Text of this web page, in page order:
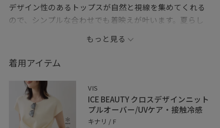
デザイン性のあるトップスが自然と視線を集めてくれる
ので、シンプルな合わせでも着映えが叶います。夏らし
*掲載のないアイテムは私物です。
▷information
投稿やスタッフをハートボタンからお気に入り追加して
もっと見る
着用アイテム
VIS
ICE BEAUTY クロスデザインニット
プルオーバー/UVケア・接触冷感
キナリ / F